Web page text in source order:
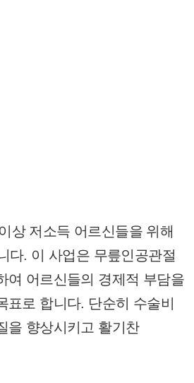
상 저소득 어르신들을 위해
다. 이 사업은 무릎인공관절
여 어르신들의 경제적 부담을
로 합니다. 단순히 수술비
을 향상시키고 활기찬